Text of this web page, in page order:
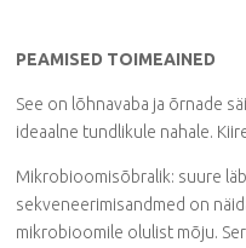
PEAMISED TOIMEAINED
See on lõhnavaba ja õrnade
ideaalne tundlikule nahale.
Mikrobioomisõbralik: suure
sekveneerimisandmed on
mikrobioomile olulist mõju.